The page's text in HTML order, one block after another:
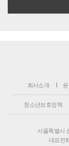
회사소개
청소년보호정책
서울특별시
대표전